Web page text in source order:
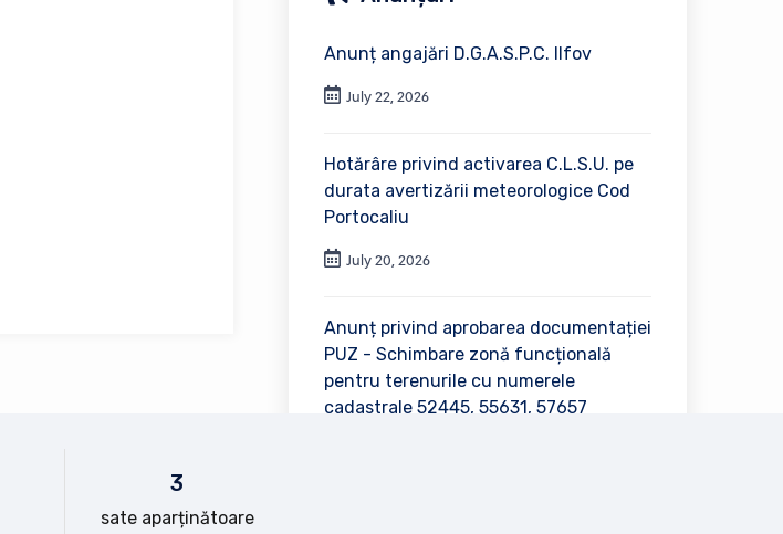
Anunț angajări D.G.A.S.P.C. Ilfov
July 22, 2026
Hotărâre privind activarea C.L.S.U. pe
durata avertizării meteorologice Cod
Portocaliu
July 20, 2026
Anunț privind aprobarea documentației
PUZ - Schimbare zonă funcțională
pentru terenurile cu numerele
cadastrale 52445, 55631, 57657
3
sate aparținătoare